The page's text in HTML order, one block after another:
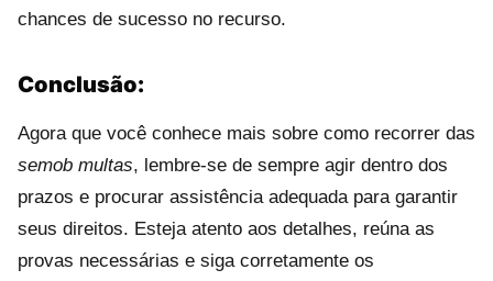
chances de sucesso no recurso.
Conclusão:
Agora que você conhece mais sobre como recorrer das
semob multas, lembre-se de sempre agir dentro dos
prazos e procurar assistência adequada para garantir
seus direitos. Esteja atento aos detalhes, reúna as
provas necessárias e siga corretamente os